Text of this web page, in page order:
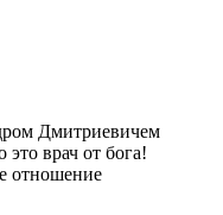
Дмитриевичем
врач от бога!
отношение